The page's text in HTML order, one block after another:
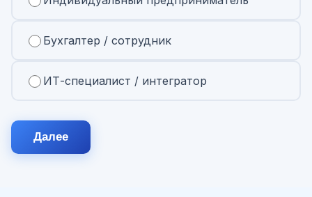
Бухгалтер / сотрудник
ИТ-специалист / интегратор
Далее